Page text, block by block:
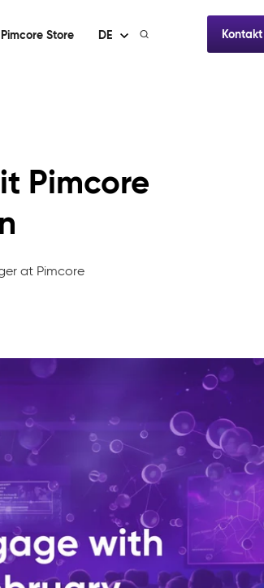
Pimcore Store DE Kontakt
Pimcore
at Pimcore